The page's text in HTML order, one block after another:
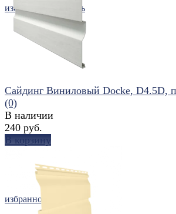
избранное сравнить
избранное
Сайдинг Виниловый Docke, D4.5D,
(0)
В наличии
240 руб.
В корзину